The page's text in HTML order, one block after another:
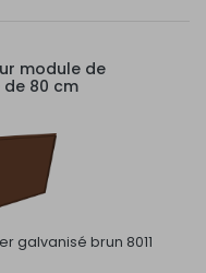
module de
80 cm
galvanisé brun 8011